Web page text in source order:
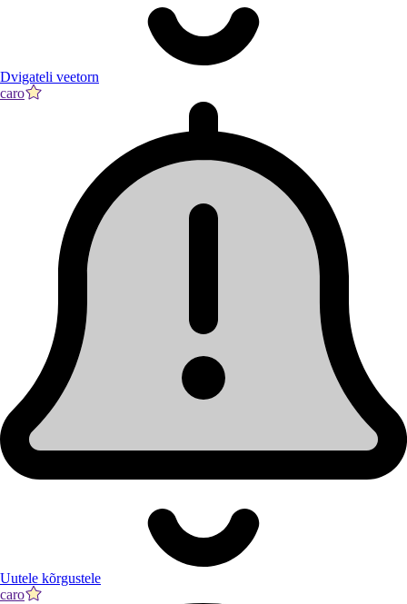
Dvigateli veetorn
caro
Uutele kõrgustele
caro